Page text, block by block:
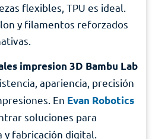
flexibles, TPU es ideal.
y filamentos reforzados
impresion 3D Bambu Lab
apariencia, precisión
En Evan Robotics
soluciones para
fabricación digital.